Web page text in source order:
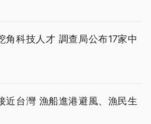
角科技人才 調查局公布17家中
近台灣 漁船進港避風、漁民生